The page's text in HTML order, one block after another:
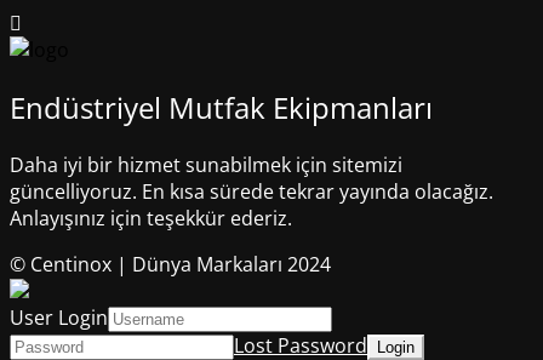
Endüstriyel Mutfak Ekipmanları
Daha iyi bir hizmet sunabilmek için sitemizi
güncelliyoruz. En kısa sürede tekrar yayında olacağız.
Anlayışınız için teşekkür ederiz.
© Centinox | Dünya Markaları 2024
User Login
Lost Password